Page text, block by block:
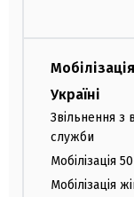
Україні
Звільнення з
служби
Мобілізація
Мобілізація